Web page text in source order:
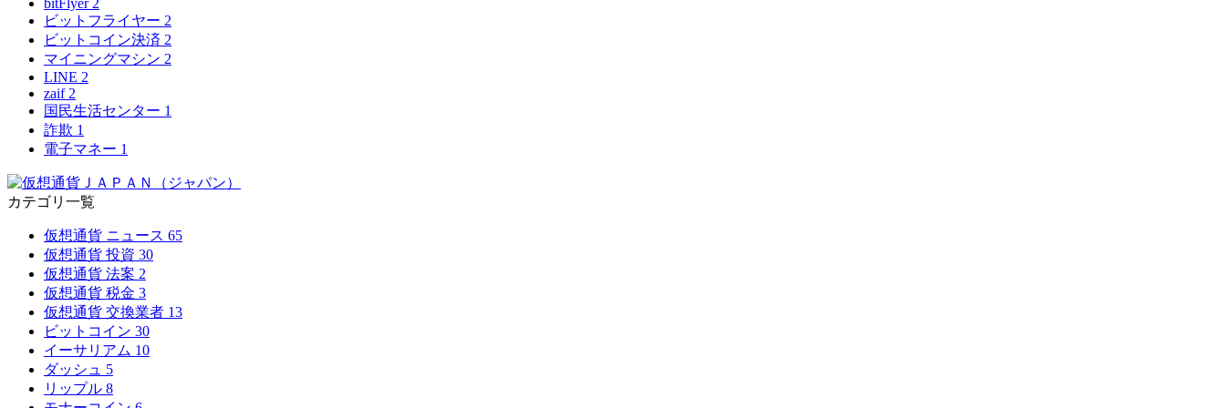
ビットフライヤー 2
ビットコイン決済 2
マイニングマシン 2
LINE 2
zaif 2
国民生活センター 1
詐欺 1
電子マネー 1
カテゴリ一覧
仮想通貨 ニュース 65
仮想通貨 投資 30
仮想通貨 法案 2
仮想通貨 税金 3
仮想通貨 交換業者 13
ビットコイン 30
イーサリアム 10
ダッシュ 5
リップル 8